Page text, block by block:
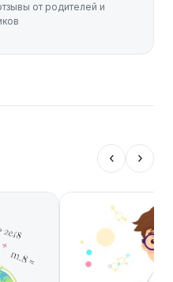
от родителей и
‹ ›